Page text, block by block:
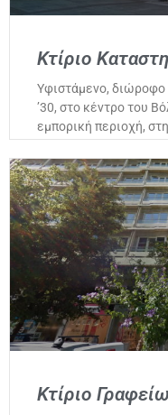
Κτίριο
Υφιστάμενο, διώροφο
’30, στο κέντρο του
εμπορική περιοχή,
Κτίριο